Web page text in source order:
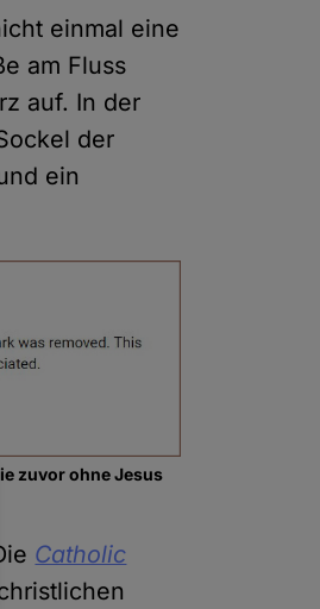
einmal eine
am Fluss
auf. In der
der
ein
zuvor ohne Jesus
Catholic